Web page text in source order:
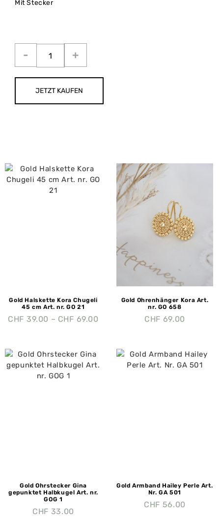
Mit Stecker
JETZT KAUFEN
Gold Halskette Kora Chugeli
45 cm Art. nr. GO 21
CHF 39.00 – CHF 69.00
Gold Ohrenhänger Kora Art.
nr. GO 658
CHF 69.00
Gold Ohrstecker Gina
gepunktet Halbkugel Art. nr.
GOG 1
CHF 33.00
Gold Armband Hailey Perle Art.
Nr. GA 501
CHF 56.00